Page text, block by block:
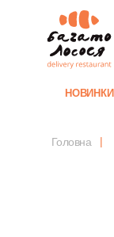
НОВИНКИ
Головна